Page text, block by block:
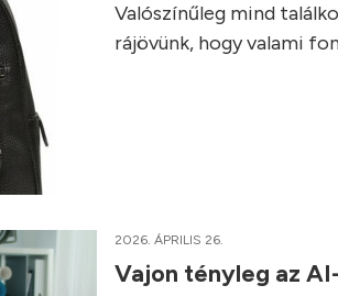
Valószínűleg mind
rájövünk, hogy valami
2026. ÁPRILIS 26.
Vajon tényleg az